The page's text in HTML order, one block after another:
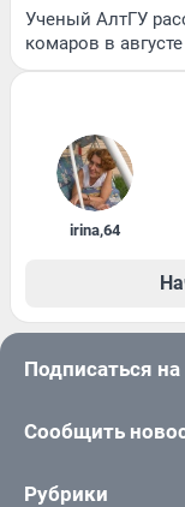
Ученый АлтГУ
комаров в августе
irina,64
Подписаться
Сообщить
Рубрики